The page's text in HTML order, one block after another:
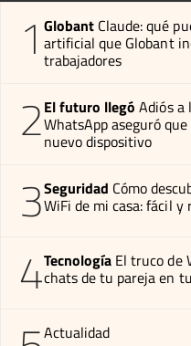
1 Globant Claude: qué
artificial que Globant
trabajadores
2El futuro llegó Adiós a
WhatsApp aseguró
nuevo dispositivo
3Seguridad Cómo
WiFi de mi casa: fácil y
4Tecnología El truco de
chats de tu pareja en
Actualidad